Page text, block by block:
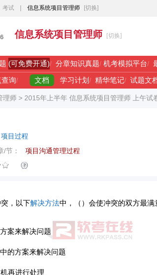
考试 信息系统项目管理师 [切换]
信息系统项目管理师 [切换]
(可免费开通)/ 分章知识真题/ 机考模拟平台/
询/ 文档 学习计划/ 精华笔记/ 试题文
理师 > 2015年上半年 信息系统项目管理师 上午试
项目过程
/节：
项目沟通管理过程
，以下解决方法中，（）会使冲突的双方最满
案来解决问题
的方案来解决问题
再进行处理